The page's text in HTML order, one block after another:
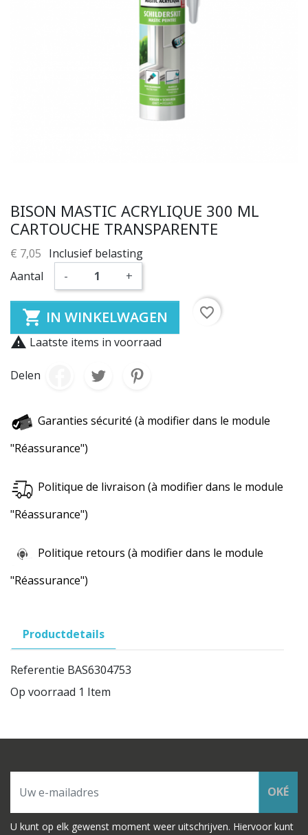
BISON MASTIC ACRYLIQUE 300 ML
CARTOUCHE TRANSPARENTE
€ 7,05 Inclusief belasting
Aantal
- +
 IN WINKELWAGEN
favorite_border
 Laatste items in voorraad
Delen
Garanties sécurité (à modifier dans le module
"Réassurance")
Politique de livraison (à modifier dans le module
"Réassurance")
Politique retours (à modifier dans le module
"Réassurance")
Productdetails
Referentie BAS6304753
Op voorraad 1 Item
OKÉ
U kunt op elk gewenst moment weer uitschrijven. Hiervoor kunt